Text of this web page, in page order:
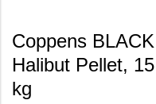
Coppens
Halibut Pellet,
kg